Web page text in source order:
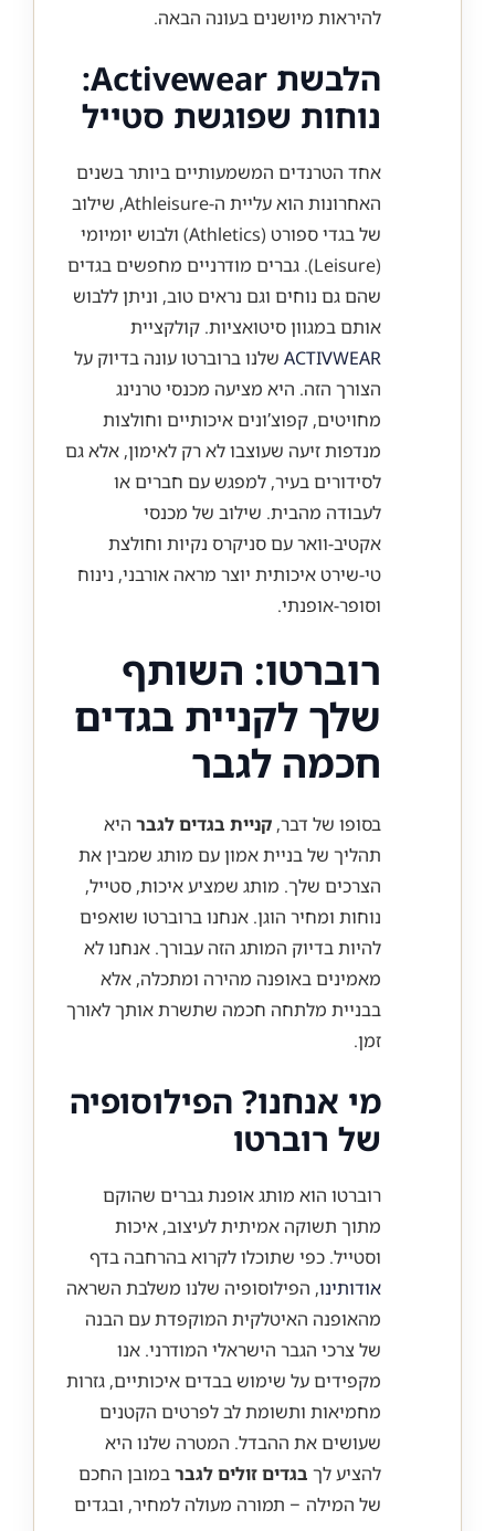
להיראות מיושנים בעונה הבאה.
הלבשת Activewear:
נוחות שפוגשת סטייל
אחד הטרנדים המשמעותיים ביותר בשנים
האחרונות הוא עליית ה-Athleisure, שילוב
של בגדי ספורט (Athletics) ולבוש יומיומי
(Leisure). גברים מודרניים מחפשים בגדים
שהם גם נוחים וגם נראים טוב, וניתן ללבוש
אותם במגוון סיטואציות. קולקציית
ACTIVWEAR שלנו ברוברטו עונה בדיוק על
הצורך הזה. היא מציעה מכנסי טרנינג
מחויטים, קפוצ’ונים איכותיים וחולצות
מנדפות זיעה שעוצבו לא רק לאימון, אלא גם
לסידורים בעיר, למפגש עם חברים או
לעבודה מהבית. שילוב של מכנסי
אקטיב-וואר עם סניקרס נקיות וחולצת
טי-שירט איכותית יוצר מראה אורבני, נינוח
וסופר-אופנתי.
רוברטו: השותף
שלך לקניית בגדים
חכמה לגבר
בסופו של דבר, קניית בגדים לגבר היא
תהליך של בניית אמון עם מותג שמבין את
הצרכים שלך. מותג שמציע איכות, סטייל,
נוחות ומחיר הוגן. אנחנו ברוברטו שואפים
להיות בדיוק המותג הזה עבורך. אנחנו לא
מאמינים באופנה מהירה ומתכלה, אלא
בבניית מלתחה חכמה שתשרת אותך לאורך
זמן.
מי אנחנו? הפילוסופיה
של רוברטו
רוברטו הוא מותג אופנת גברים שהוקם
מתוך תשוקה אמיתית לעיצוב, איכות
וסטייל. כפי שתוכלו לקרוא בהרחבה בדף
אודותינו, הפילוסופיה שלנו משלבת השראה
מהאופנה האיטלקית המוקפדת עם הבנה
של צרכי הגבר הישראלי המודרני. אנו
מקפידים על שימוש בבדים איכותיים, גזרות
מחמיאות ותשומת לב לפרטים הקטנים
שעושים את ההבדל. המטרה שלנו היא
להציע לך בגדים זולים לגברבמובן החכם
של המילה – תמורה מעולה למחיר, ובגדים